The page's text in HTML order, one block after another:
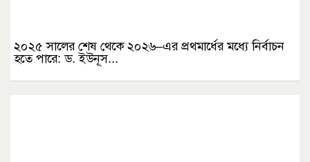
২০২৫ সালের শেষ থেকে ২০২৬–এর প্রথমার্ধের মধ্যে নির্বাচন
হতে পারে: ড. ইউনূস...